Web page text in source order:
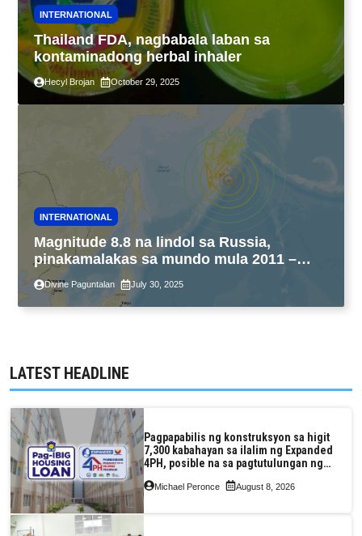
INTERNATIONAL
Thailand FDA, nagbabala laban sa
kontaminadong herbal inhaler
Hecyl Brojan October 29, 2025
INTERNATIONAL
Magnitude 8.8 na lindol sa Russia,
pinakamalakas sa mundo mula 2011 –
USGS
Divine Paguntalan July 30, 2025
LATEST HEADLINE
Pagpapabilis ng konstruksyon sa higit
7,300 kabahayan sa ilalim ng Expanded
4PH, posible na sa pagtutulungan ng
Pag-IBIG at P.A. Alvarez
Michael Peronce August 8, 2026